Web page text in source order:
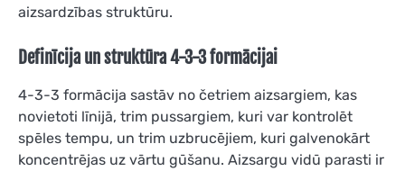
aizsardzības struktūru.
Definīcija un struktūra 4-3-3 formācijai
4-3-3 formācija sastāv no četriem aizsargiem, kas
novietoti līnijā, trim pussargiem, kuri var kontrolēt
spēles tempu, un trim uzbrucējiem, kuri galvenokārt
koncentrējas uz vārtu gūšanu. Aizsargu vidū parasti ir